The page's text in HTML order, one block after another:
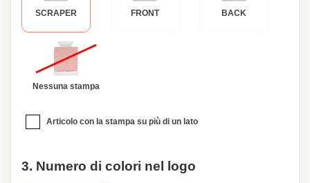
SCRAPER FRONT BACK
Nessuna stampa
Articolo con la stampa su più di un lato
3. Numero di colori nel logo